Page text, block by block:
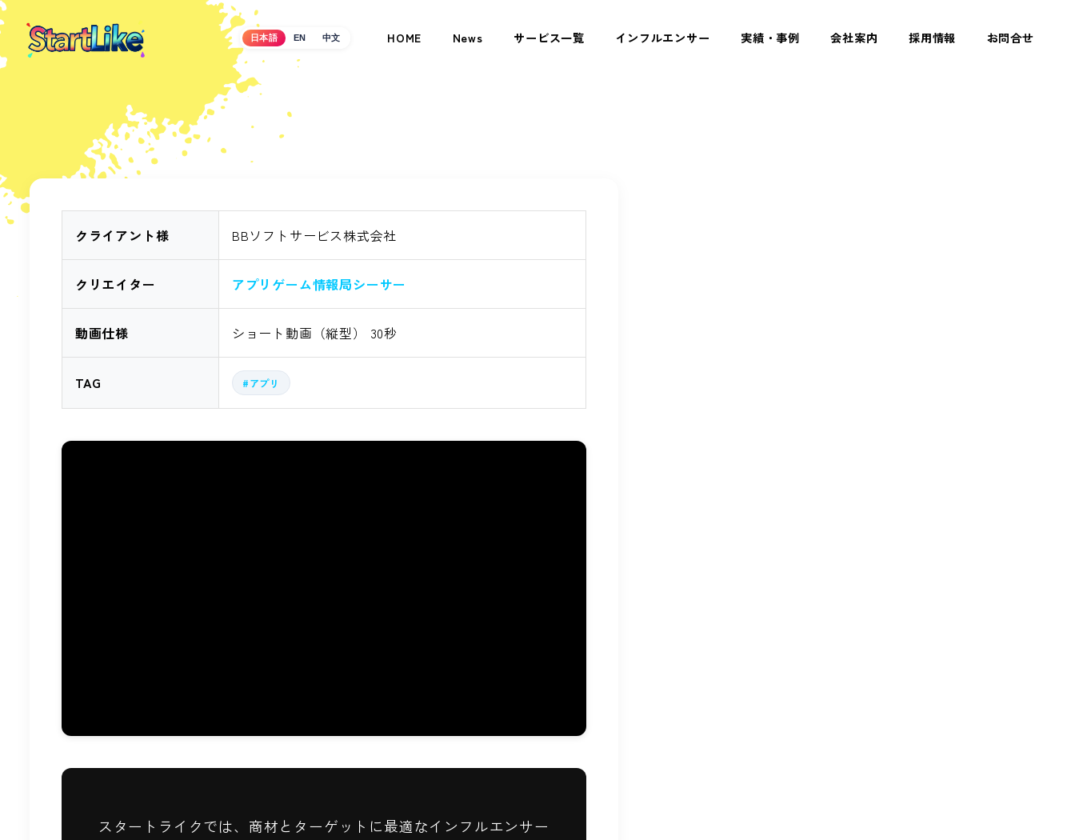
メ
ン
へ
移
日本語 EN 中文 HOME News サービス一覧 インフルエンサー 実績・事例 会社案内 採用情報 お問合せ
クライアント様 BBソフトサービス株式会社
クリエイター アプリゲーム情報局シーサー
動画仕様 ショート動画（縦型） 30秒
TAG #アプリ
スタートライクでは、商材とターゲットに最適なインフルエンサー